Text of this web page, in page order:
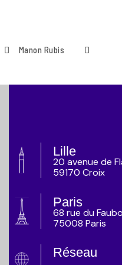
Manon Rubis
Lille
20 avenue de
59170 Croix
Paris
68 rue du
75008 Paris
Réseau